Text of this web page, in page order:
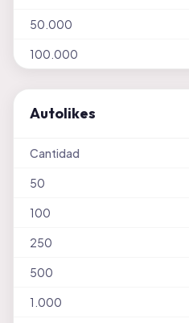
50.000
100.000
Autolikes
Cantidad
50
100
250
500
1.000